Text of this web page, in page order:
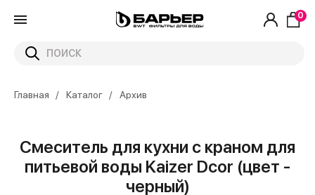
0
Главная Каталог Архив
Смеситель для кухни с краном для
питьевой воды Kaizer Dcor (цвет -
черный)